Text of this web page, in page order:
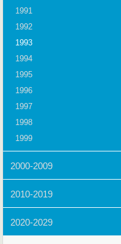
1991
1992
1993
1994
1995
1996
1997
1998
1999
2000-2009
2010-2019
2020-2029